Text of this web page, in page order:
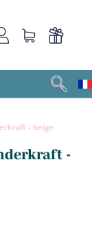
- beige
-